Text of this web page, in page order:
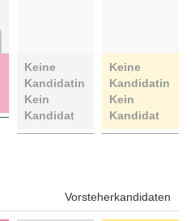
Keine
Kandidatin
Kein
Kandidat
Keine
Kandidatin
Kein
Kandidat
Vorsteherkandidaten